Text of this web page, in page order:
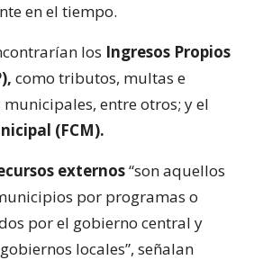
en el tiempo.
los Ingresos Propios
como tributos, multas e
municipales, entre otros; y el
(FCM).
externos“son aquellos
por programas o
por el gobierno central y
locales”, señalan